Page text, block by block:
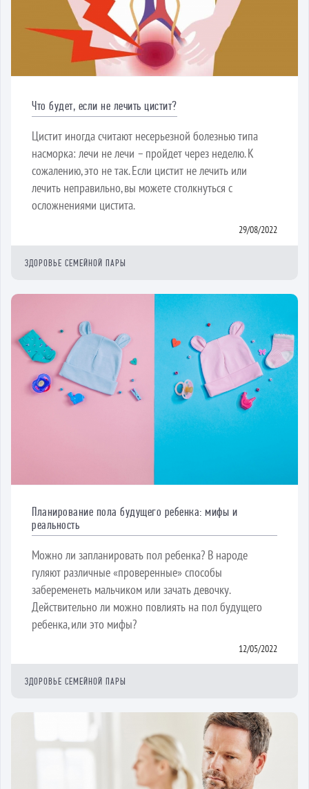
Что будет, если не лечить цистит?
Цистит иногда считают несерьезной болезнью типа
насморка: лечи не лечи – пройдет через неделю. К
сожалению, это не так. Если цистит не лечить или
лечить неправильно, вы можете столкнуться с
осложнениями цистита.
29/08/2022
ЗДОРОВЬЕ СЕМЕЙНОЙ ПАРЫ
Планирование пола будущего ребенка: мифы и
реальность
Можно ли запланировать пол ребенка? В народе
гуляют различные «проверенные» способы
забеременеть мальчиком или зачать девочку.
Действительно ли можно повлиять на пол будущего
ребенка, или это мифы?
12/05/2022
ЗДОРОВЬЕ СЕМЕЙНОЙ ПАРЫ